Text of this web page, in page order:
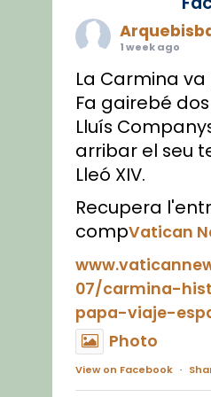
1 week ago
La Carmina
Fa gairebé
Lluís
arribar el seu
Lleó XIV.
Recupera
compVatican
07/carmina-
papa-viaje-
Photo
View on Facebook ·